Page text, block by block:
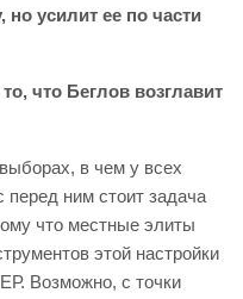
но усилит ее по части
что Беглов возглавит
в чем у всех
ним стоит задача
что местные элиты
этой настройки
Возможно, с точки